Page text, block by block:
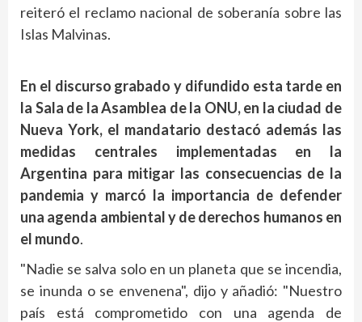
reiteró el reclamo nacional de soberanía sobre las
Islas Malvinas.
En el discurso grabado y difundido esta tarde en
la Sala de la Asamblea de la ONU, en la ciudad de
Nueva York, el mandatario destacó además las
medidas centrales implementadas en la
Argentina para mitigar las consecuencias de la
pandemia y marcó la importancia de defender
una agenda ambiental y de derechos humanos en
el mundo.
"Nadie se salva solo en un planeta que se incendia,
se inunda o se envenena", dijo y añadió: "Nuestro
país está comprometido con una agenda de